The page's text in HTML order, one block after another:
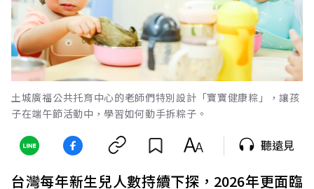
土城廣福公共托育中心的老師們特別設計「寶寶健康粽」，讓孩
子在端午節活動中，學習如何動手拆粽子。
聽遠見
台灣每年新生兒人數持續下探，2026年更面臨